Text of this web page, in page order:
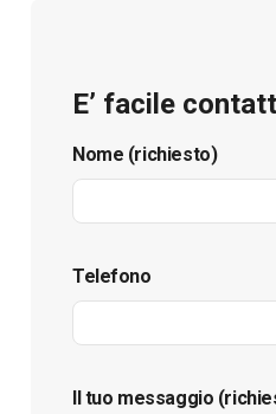
E’ facile
Nome (richiesto)
Telefono
Il tuo messaggio